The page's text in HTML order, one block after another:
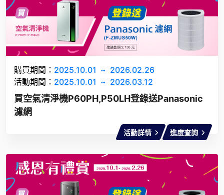
購買期間： 2025.10.01 ~ 2026.02.26
活動期間： 2025.10.01 ~ 2026.03.12
買空氣清淨機P60PH,P50LH登錄送Panasonic
濾網
活動詳情 進度查詢